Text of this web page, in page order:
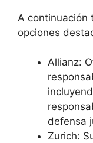
A continuación
opciones
Allianz:
defensa
Zurich: